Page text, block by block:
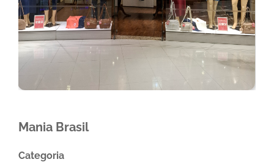
Mania Brasil
Categoria